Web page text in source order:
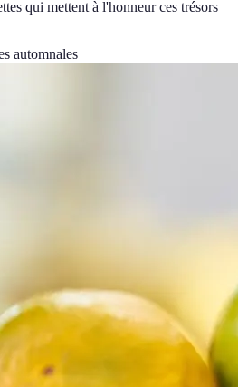
qui mettent à l'honneur ces trésors
automnales